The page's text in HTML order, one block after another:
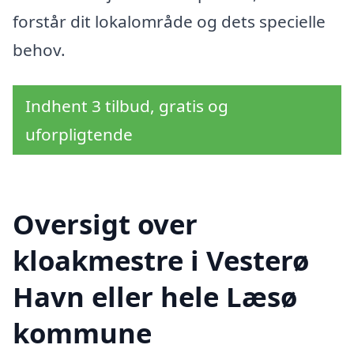
forstår dit lokalområde og dets specielle
behov.
Indhent 3 tilbud, gratis og
uforpligtende
Oversigt over
kloakmestre i Vesterø
Havn eller hele Læsø
kommune